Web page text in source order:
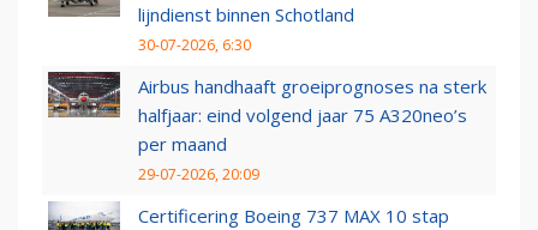
lijndienst binnen Schotland
30-07-2026, 6:30
Airbus handhaaft groeiprognoses na sterk
halfjaar: eind volgend jaar 75 A320neo’s
per maand
29-07-2026, 20:09
Certificering Boeing 737 MAX 10 stap